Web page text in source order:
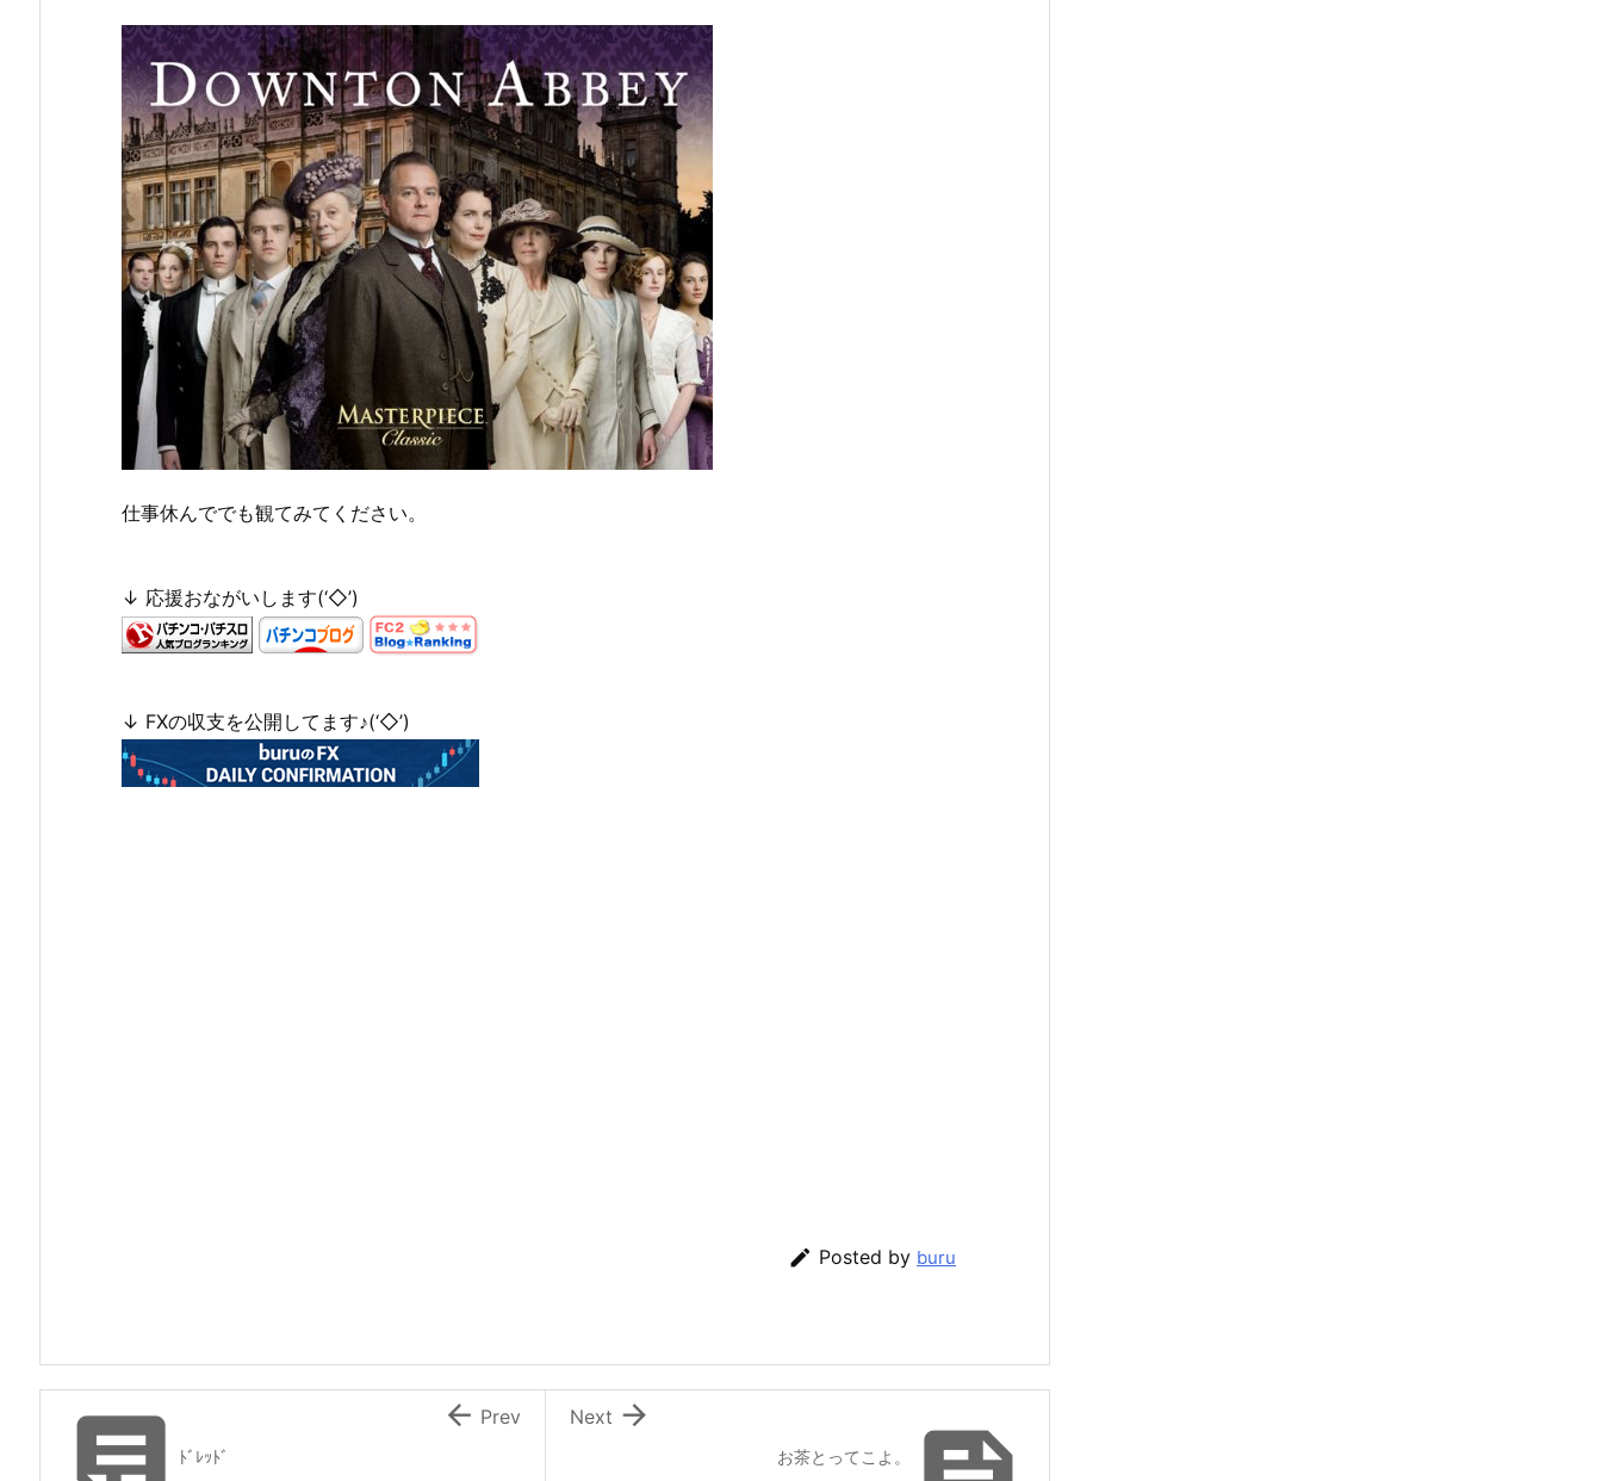
仕事休んででも観てみてください。
↓ 応援おながいします(‘◇’)ゞ
↓ FXの収支を公開してます♪(‘◇’)ゞ
 Posted by buru
お茶とってこよ。

Next
ﾄﾞﾚｯﾄﾞ
 Prev